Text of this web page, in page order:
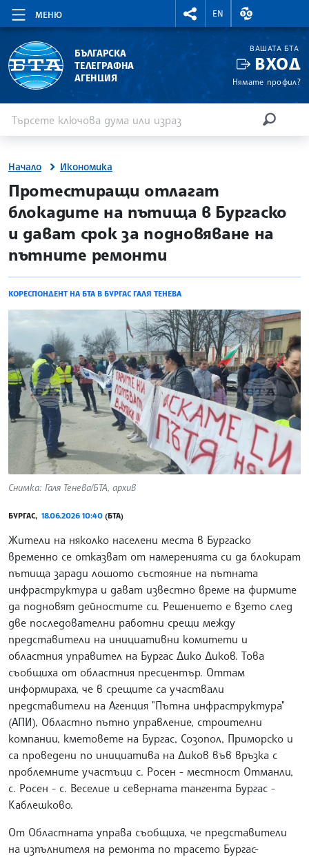
МЕНЮ
RIGHTMENU.SOCIAL
EN
ВАЛУТНИ
БЪЛГАРСКА
ТЕЛЕГРАФНА
АГЕНЦИЯ
ВАШАТА БТА
ВХОД
Нямате профил?
Начало Икономика
site.bta
Протестиращи отлагат
блокадите на пътища в Бургаско
и дават срок за подновяване на
пътните ремонти
КОРЕСПОНДЕНТ НА БТА В БУРГАС ГАЛЯ ТЕНЕВА
Снимка: Галя Тенева/БТА, архив
БУРГАС, 18.06.2026 10:40 (БТА)
Жители на няколко населени места в Бургаско
временно се отказват от намеренията си да блокират
пътища заради лошото състояние на пътната
инфраструктура и дават известно време на фирмите
да подновят дейностите си. Решението е взето след
две последователни работни срещи между
представители на инициативни комитети и
областния управител на Бургас Дико Диков. Това
съобщиха от областния пресцентър. Оттам
информираха, че в срещите са участвали
представители на Агенция "Пътна инфраструктура"
(АПИ), Областно пътно управление, строителни
компании, кметовете на Бургас, Созопол, Приморско и
са проведени по инициатива на Диков във връзка с
проблемните участъци с. Росен - местност Отманли,
с. Росен - с. Веселие и северната тангента Бургас -
Каблешково.
От Областната управа съобщиха, че представители
на изпълнителя на ремонта по трасето Бургас-